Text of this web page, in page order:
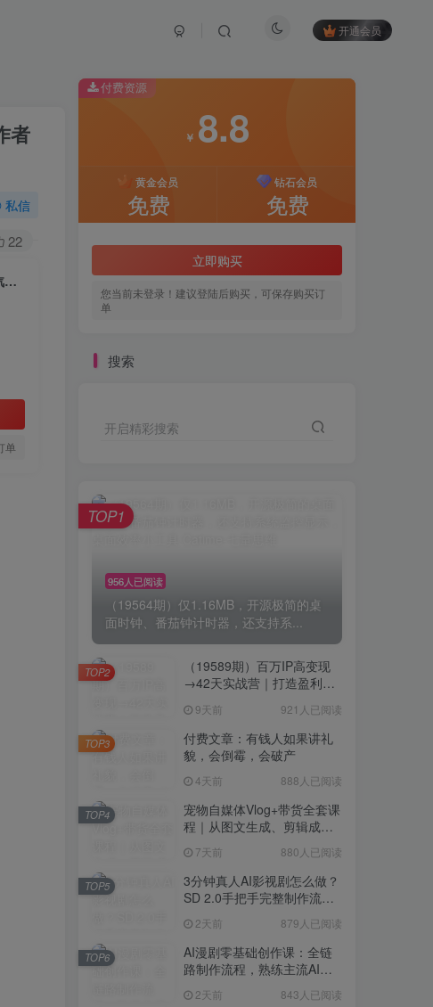
开通会员
者
私信
22
【精】百万博主汽车解说教学，助力打造个人汽车 IP，跻身优质汽车解说创作者行列
单
付费资源
￥ 8.8
黄金会员
免费
钻石会员
免费
立即购买
您当前未登录！建议登陆后购买，可保存购买订
单
搜索
开启精彩搜索
956人已阅读
（19564期）仅1.16MB，开源极简的桌
面时钟、番茄钟计时器，还支持系...
TOP1
（19589期）百万IP高变现
→42天实战营｜打造盈利赚
域转化批量成交积累客户案
例
9天前 921人已阅读
TOP2
付费文章：有钱人如果讲礼
貌，会倒霉，会破产
4天前 888人已阅读
TOP3
宠物自媒体Vlog+带货全套课
程｜从图文生成、剪辑成片
7天前 880人已阅读
TOP4
3分钟真人AI影视剧怎么做？
SD 2.0手把手完整制作流程
无限生成
2天前 879人已阅读
TOP5
AI漫剧零基础创作课：全链
路制作流程，熟练主流AI工
2天前 843人已阅读
TOP6